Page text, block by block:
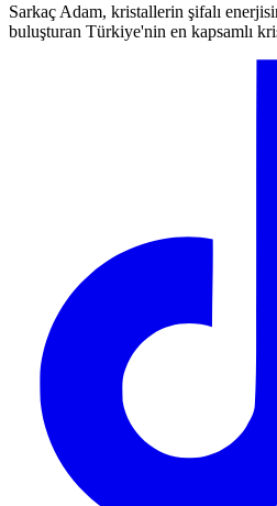
Sarkaç Adam, kristallerin şifalı
buluşturan Türkiye'nin en kapsamlı